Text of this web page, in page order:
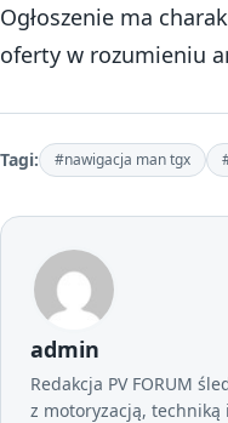
Ogłoszenie ma
oferty w rozumieniu
Tagi: #nawigacja man tgx
admin
Redakcja PV FORUM
z motoryzacją,